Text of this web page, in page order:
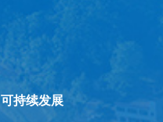
可持续发展